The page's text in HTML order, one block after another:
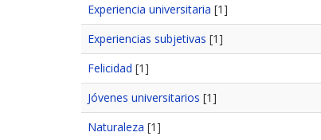
Experiencia universitaria [1]
Experiencias subjetivas [1]
Felicidad [1]
Jóvenes universitarios [1]
Naturaleza [1]